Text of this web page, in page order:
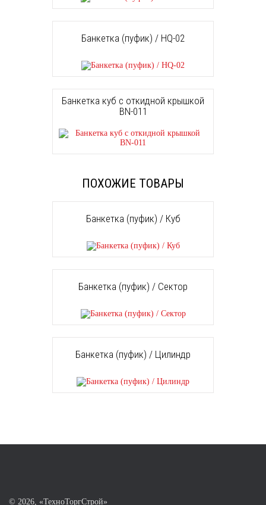
Банкетка (пуфик) / HQ-02
Банкетка куб с откидной крышкой
BN-011
ПОХОЖИЕ ТОВАРЫ
Банкетка (пуфик) / Куб
Банкетка (пуфик) / Сектор
Банкетка (пуфик) / Цилиндр
© 2026, «ТехноТоргСтрой»